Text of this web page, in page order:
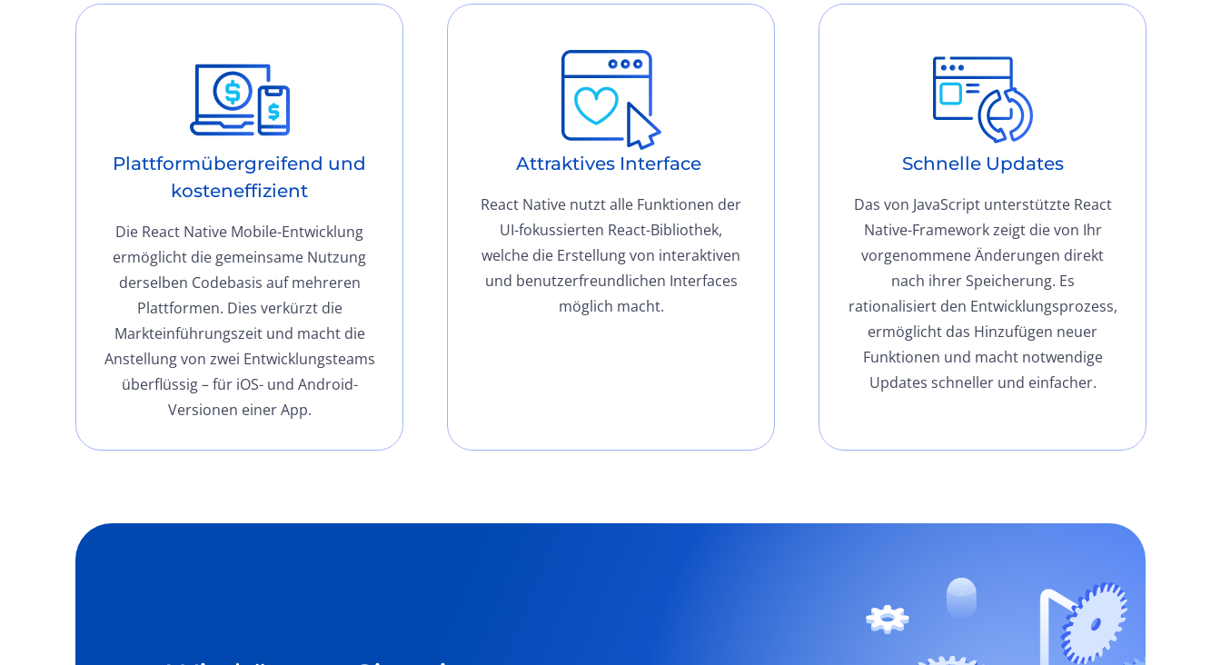
Plattformübergreifend und
kosteneffizient
Die React Native Mobile-Entwicklung
ermöglicht die gemeinsame Nutzung
derselben Codebasis auf mehreren
Plattformen. Dies verkürzt die
Markteinführungszeit und macht die
Anstellung von zwei Entwicklungsteams
überflüssig – für iOS- und Android-
Versionen einer App.
Attraktives Interface
React Native nutzt alle Funktionen der
UI-fokussierten React-Bibliothek,
welche die Erstellung von interaktiven
und benutzerfreundlichen Interfaces
möglich macht.
Schnelle Updates
Das von JavaScript unterstützte React
Native-Framework zeigt die von Ihr
vorgenommene Änderungen direkt
nach ihrer Speicherung. Es
rationalisiert den Entwicklungsprozess,
ermöglicht das Hinzufügen neuer
Funktionen und macht notwendige
Updates schneller und einfacher.